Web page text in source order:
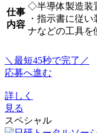
仕事
内容
◇半導体製造装
・指示書に従
ナなどの工具を
＼最短45秒で完了／
応募へ進む
詳しく
見る
スペシャル